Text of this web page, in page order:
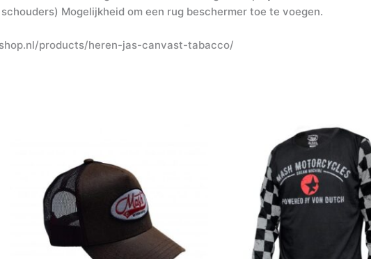
Mogelijkheid om een rug beschermer toe te voegen.
products/heren-jas-canvast-tabacco/